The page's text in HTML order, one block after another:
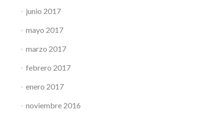
junio 2017
mayo 2017
marzo 2017
febrero 2017
enero 2017
noviembre 2016